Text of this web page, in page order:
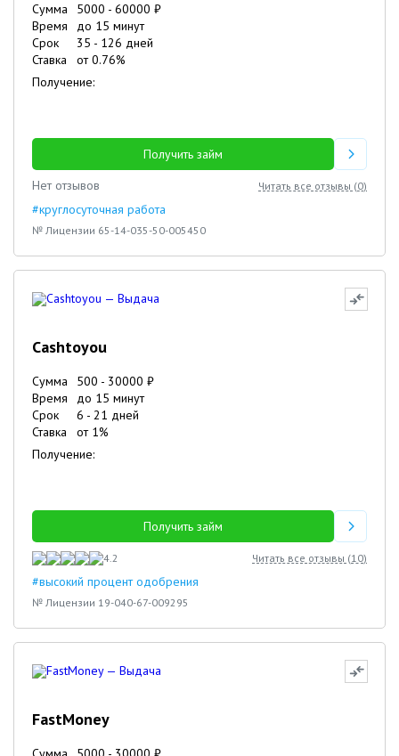
Сумма 5000 - 60000 ₽
Время
до 15 минут
Срок
35 - 126 дней
Ставка
от0.76%
Получение:
Получить займ
Нет отзывов
Читать все отзывы (0)
#круглосуточная работа
№ Лицензии 65-14-035-50-005450
Cashtoyou
Сумма 500 - 30000 ₽
Время
до 15 минут
Срок
6 - 21 дней
Ставка
от 1%
Получение:
Получить займ
4.2 Читать все отзывы (10)
#высокий процент одобрения
№ Лицензии 19-040-67-009295
FastMoney